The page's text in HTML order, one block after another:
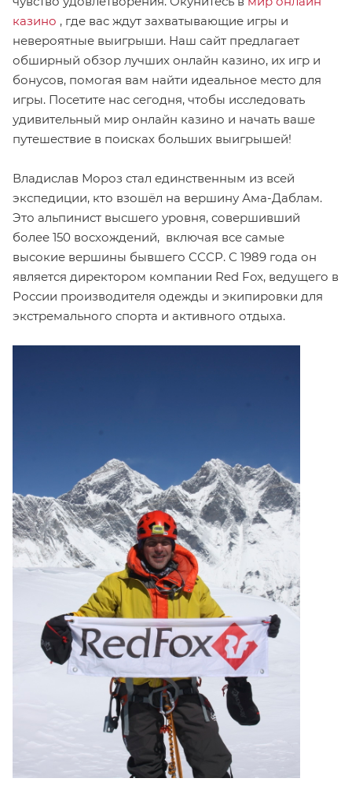
казино , где вас ждут захватывающие игры и
невероятные выигрыши. Наш сайт предлагает
обширный обзор лучших онлайн казино, их игр и
бонусов, помогая вам найти идеальное место для
игры. Посетите нас сегодня, чтобы исследовать
удивительный мир онлайн казино и начать ваше
путешествие в поисках больших выигрышей!
Владислав Мороз стал единственным из всей
экспедиции, кто взошёл на вершину Ама-Даблам.
Это альпинист высшего уровня, совершивший
более 150 восхождений, включая все самые
высокие вершины бывшего СССР. С 1989 года он
является директором компании Red Fox, ведущего в
России производителя одежды и экипировки для
экстремального спорта и активного отдыха.